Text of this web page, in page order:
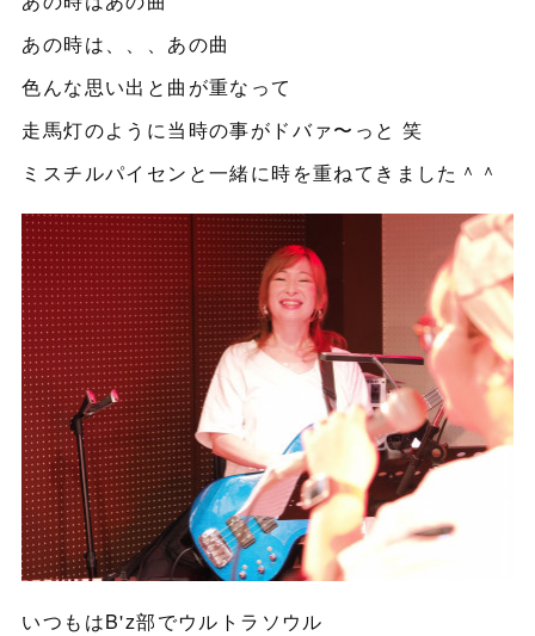
あの時は、、、あの曲
色んな思い出と曲が重なって
走馬灯のように当時の事がドバァ〜っと 笑
ミスチルパイセンと一緒に時を重ねてきました＾＾
いつもはB'z部でウルトラソウル